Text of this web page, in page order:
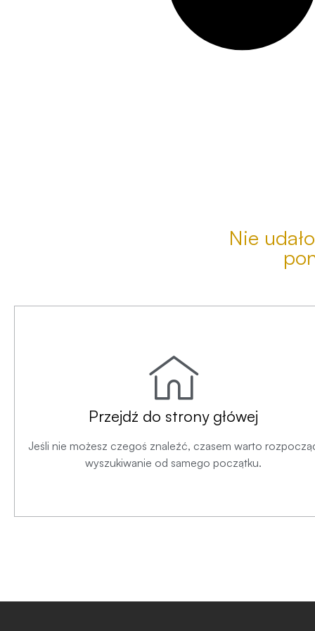
Nie
Przejdź do strony główej
Jeśli nie możesz czegoś znaleźć, czasem warto
wyszukiwanie od samego początku.